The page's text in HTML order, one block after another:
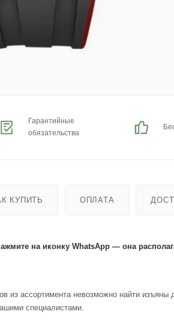
Гарантийные
обязательства
КУПИТЬ ОПЛАТА
на иконку WhatsApp — она
из ассортимента невозможно найти
специалистами.